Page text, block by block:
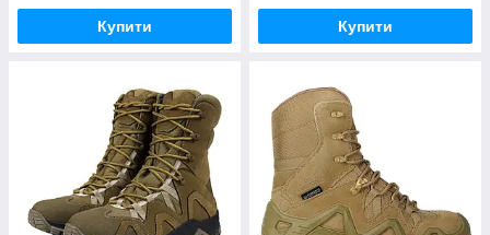
Купити Купити